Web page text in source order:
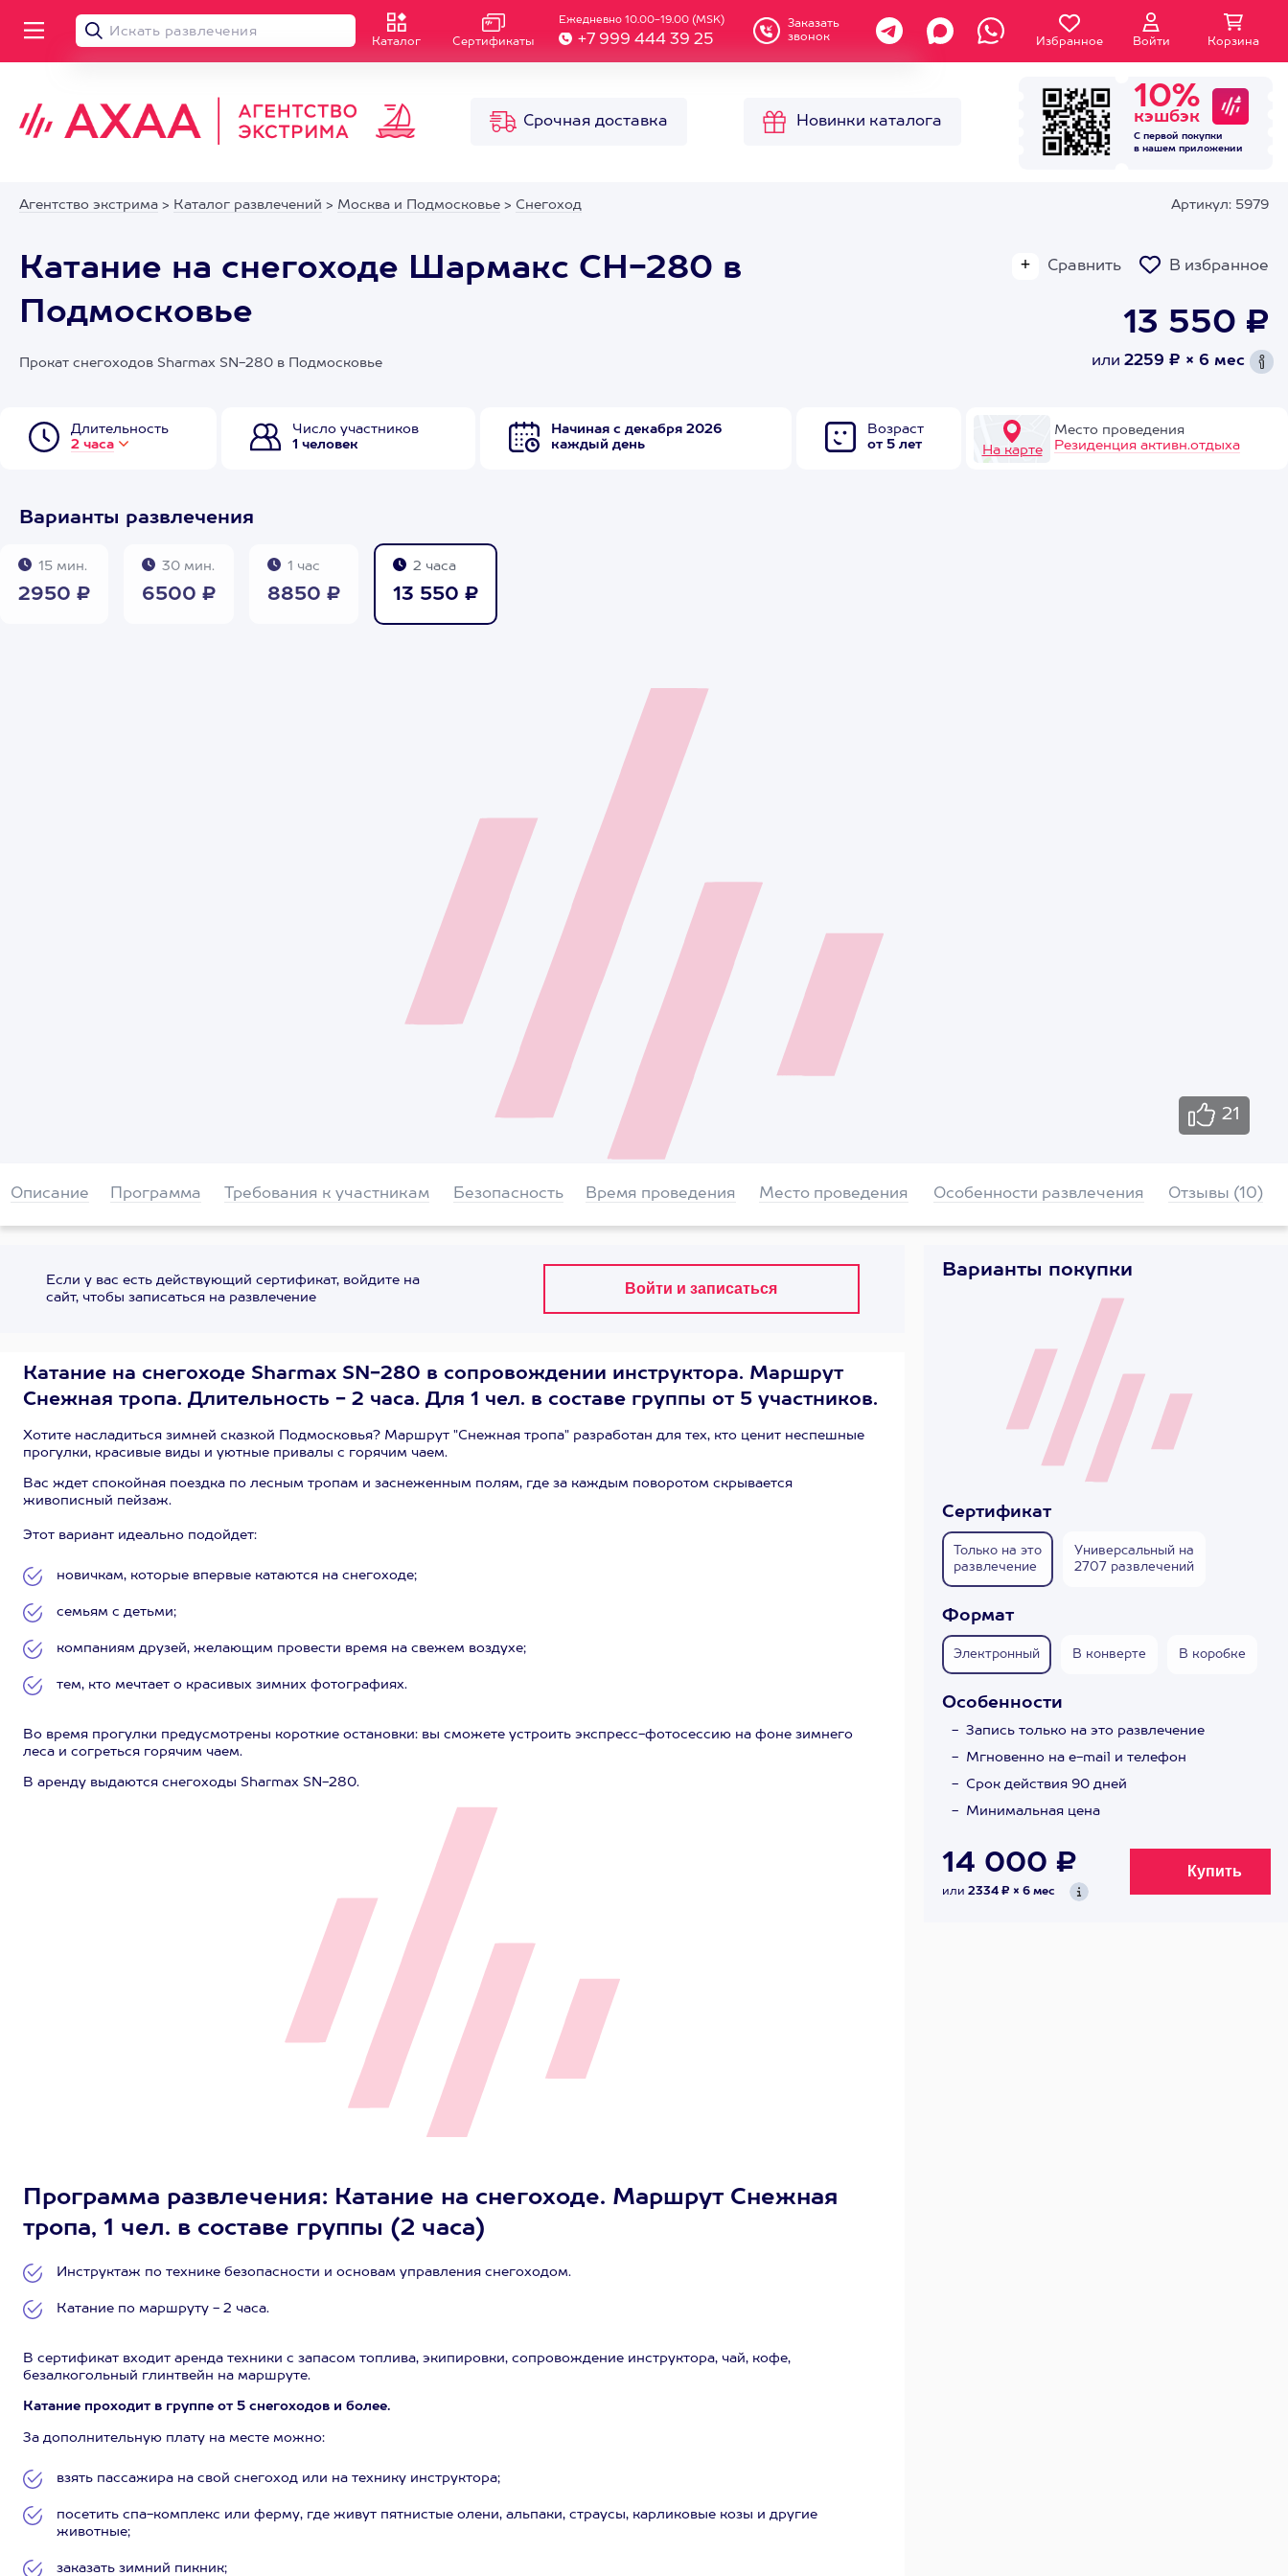
Каталог Сертификаты
Ежедневно 10.00-19.00 (MSK)
+7 999 444 39 25
Заказать
звонок
Избранное Войти Корзина
Срочная доставка Новинки каталога
10%
кэшбэк
С первой покупки
в нашем приложении
Агентство экстрима > Каталог развлечений > Москва и Подмосковье > Снегоход Артикул: 5979
Катание на снегоходе Шармакс СН-280 в
Подмосковье
Сравнить В избранное
13 550 ₽
или 2259 ₽ × 6 мес
Прокат снегоходов Sharmax SN-280 в Подмосковье
Длительность
2 часа
Число участников
1 человек
Начиная с декабря 2026
каждый день
Возраст
от 5 лет
На карте
Место проведения
Резиденция активн.отдыха
Варианты развлечения
15 мин.
2950 ₽
30 мин.
6500 ₽
1 час
8850 ₽
2 часа
13 550 ₽
21
Описание Программа Требования к участникам Безопасность Время проведения Место проведения Особенности развлечения Отзывы (10)
Если у вас есть действующий сертификат, войдите на
сайт, чтобы записаться на развлечение
Катание на снегоходе Sharmax SN-280 в сопровождении инструктора. Маршрут
Снежная тропа. Длительность - 2 часа. Для 1 чел. в составе группы от 5 участников.
Хотите насладиться зимней сказкой Подмосковья? Маршрут "Снежная тропа" разработан для тех, кто ценит неспешные
прогулки, красивые виды и уютные привалы с горячим чаем.
Вас ждет спокойная поездка по лесным тропам и заснеженным полям, где за каждым поворотом скрывается
живописный пейзаж.
Этот вариант идеально подойдет:
новичкам, которые впервые катаются на снегоходе;
семьям с детьми;
компаниям друзей, желающим провести время на свежем воздухе;
тем, кто мечтает о красивых зимних фотографиях.
Во время прогулки предусмотрены короткие остановки: вы сможете устроить экспресс-фотосессию на фоне зимнего
леса и согреться горячим чаем.
В аренду выдаются снегоходы Sharmax SN-280.
Программа развлечения: Катание на снегоходе. Маршрут Снежная
тропа, 1 чел. в составе группы (2 часа)
Инструктаж по технике безопасности и основам управления снегоходом.
Катание по маршруту - 2 часа.
В сертификат входит аренда техники с запасом топлива, экипировки, сопровождение инструктора, чай, кофе,
безалкогольный глинтвейн на маршруте.
Катание проходит в группе от 5 снегоходов и более.
За дополнительную плату на месте можно:
взять пассажира на свой снегоход или на технику инструктора;
посетить спа-комплекс или ферму, где живут пятнистые олени, альпаки, страусы, карликовые козы и другие
животные;
заказать зимний пикник;
Варианты покупки
Сертификат
Только на это
развлечение
Универсальный на
2707 развлечений
Формат
Электронный В конверте В коробке
Особенности
Запись только на это развлечение
Мгновенно на e-mail и телефон
Срок действия 90 дней
Минимальная цена
14 000 ₽
или 2334 ₽ × 6 мес